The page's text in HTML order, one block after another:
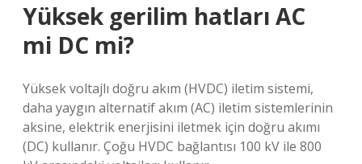
Yüksek gerilim hatları AC
mi DC mi?
Yüksek voltajlı doğru akım (HVDC) iletim sistemi,
daha yaygın alternatif akım (AC) iletim sistemlerinin
aksine, elektrik enerjisini iletmek için doğru akımı
(DC) kullanır. Çoğu HVDC bağlantısı 100 kV ile 800